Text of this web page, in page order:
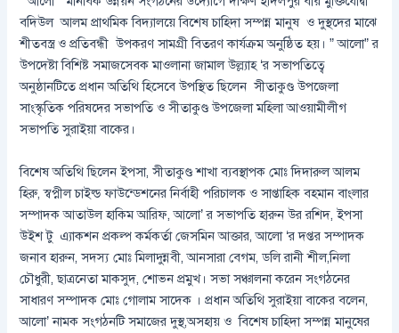
বদিউল আলম প্রাথমিক বিদ্যালয়ে বিশেষ চাহিদা সম্পন্ন মানুষ ও দুস্থদের মাঝে
শীতবস্ত্র ও প্রতিবন্ধী উপকরণ সামগ্রী বিতরণ কার্যক্রম অনুষ্ঠিত হয়। ” আলো” র
উপদেষ্টা বিশিষ্ট সমাজসেবক মাওলানা জামাল উল্ল্যাহ ‘র সভাপতিত্বে
অনুষ্ঠানটিতে প্রধান অতিথি হিসেবে উপস্থিত ছিলেন সীতাকুণ্ড উপজেলা
সাংস্কৃতিক পরিষদের সভাপতি ও সীতাকুণ্ড উপজেলা মহিলা আওয়ামীলীগ
সভাপতি সুরাইয়া বাকের।
বিশেষ অতিথি ছিলেন ইপসা, সীতাকুণ্ড শাখা ব্যবস্থাপক মোঃ দিদারুল আলম
হিরু, স্বপ্নীল চাইল্ড ফাউন্ডেশনের নির্বাহী পরিচালক ও সাপ্তাহিক বহমান বাংলার
সম্পাদক আতাউল হাকিম আরিফ, আলো’ র সভাপতি হারুন উর রশিদ, ইপসা
উইশ টু এ্যাকশন প্রকল্প কর্মকর্তা জেসমিন আক্তার, আলো ‘র দপ্তর সম্পাদক
জনাব হারুন, সদস্য মোঃ মিলাদুন্নবী, আনসারা বেগম, ডলি রানী শীল,নিলা
চৌধুরী, ছাত্রনেতা মাকসুদ, শোভন প্রমুখ। সভা সঞ্চালনা করেন সংগঠনের
সাধারণ সম্পাদক মোঃ গোলাম সাদেক । প্রধান অতিথি সুরাইয়া বাকের বলেন,
আলো’ নামক সংগঠনটি সমাজের দুস্থ,অসহায় ও বিশেষ চাহিদা সম্পন্ন মানুষের